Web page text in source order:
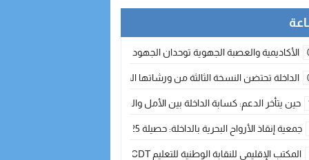
الأكاديمية والعصبة الجهوية توحدان الجهود لتطوير الممارسة الكروية بجهة
الداخلة تحتضن النسخة الثالثة من ورشاتها الدولية: تكوين متخصص في التراث
حين يتأخر الدعم: كسابة الداخلة بين الأمل والقلق ؟
جمعية إنقاذ الأرواح البحرية بالداخلة: حصيلة 2025 بين مهام الإنقاذ ومشروع “دار البحار”
المكتب الإقليمي للنقابة الوطنية للتعليم CDT يجتمع مع المدير الإقليمي لمناقشة ملفات جوهرية لنساء ورجال التعليم